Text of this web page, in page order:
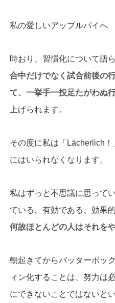
私の愛しいアップルパイへ
時おり、習慣化について語
合中だけでなく試合前後の
て、一挙手一投足たがわぬ
上げられます。
その度に私は「Lächerlich
にはいられなくなります。
私はずっと不思議に思って
ている、有効である、効果
何故ほとんどの人はそれを
朝起きてからバッターボッ
ィン化することは、努力は
にできないことではないとい